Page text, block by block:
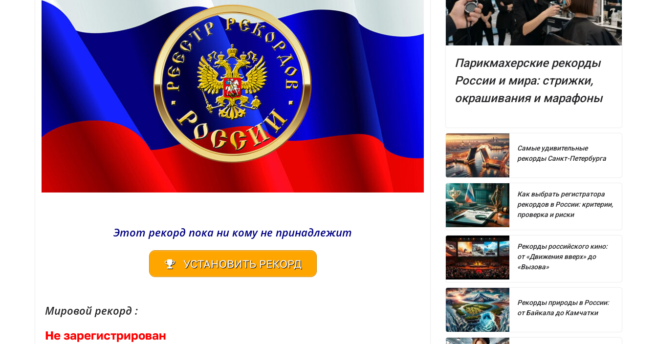
Этот рекорд пока ни кому не принадлежит
УСТАНОВИТЬ РЕКОРД
Мировой рекорд :
Не зарегистрирован
Парикмахерские рекорды
России и мира: стрижки,
окрашивания и марафоны
Самые удивительные
рекорды Санкт-Петербурга
Как выбрать регистратора
рекордов в России: критерии,
проверка и риски
Рекорды российского кино:
от «Движения вверх» до
«Вызова»
Рекорды природы в России:
от Байкала до Камчатки